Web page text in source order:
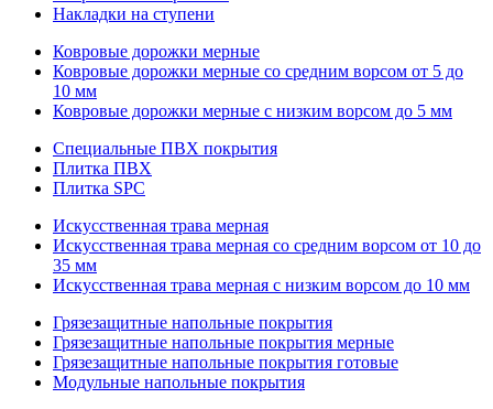
Накладки на ступени
Ковровые дорожки мерные
Ковровые дорожки мерные со средним ворсом от 5 до
10 мм
Ковровые дорожки мерные с низким ворсом до 5 мм
Специальные ПВХ покрытия
Плитка ПВХ
Плитка SPC
Искуccтвенная трава мерная
Искусственная трава мерная со средним ворсом от 10 до
35 мм
Искусственная трава мерная с низким ворсом до 10 мм
Грязезащитные напольные покрытия
Грязезащитные напольные покрытия мерные
Грязезащитные напольные покрытия готовые
Модульные напольные покрытия